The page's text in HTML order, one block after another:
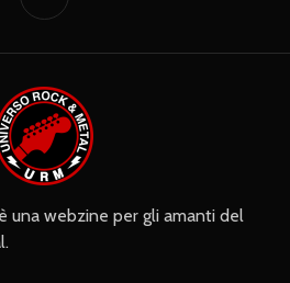
una webzine per gli amanti del